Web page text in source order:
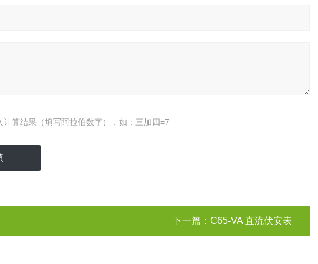
计算结果（填写阿拉伯数字），如：三加四=7
下一篇： C65-VA 直流伏安表